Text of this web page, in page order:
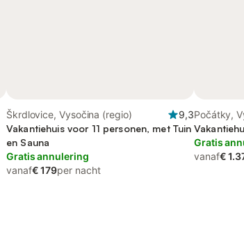
Škrdlovice, Vysočina (regio)
9,3
Vakantiehuis voor 11 personen, met Tuin
en Sauna
Gratis annulering
vanaf€ 179per nacht
Počátky,
Gratis
vanaf€